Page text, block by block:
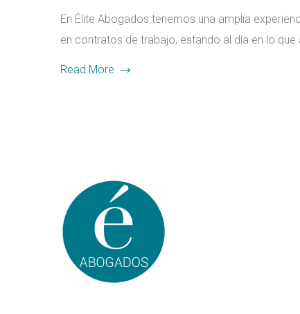
En Élite Abogados tenemos una amplia
en contratos de trabajo, estando al día en lo
Read More